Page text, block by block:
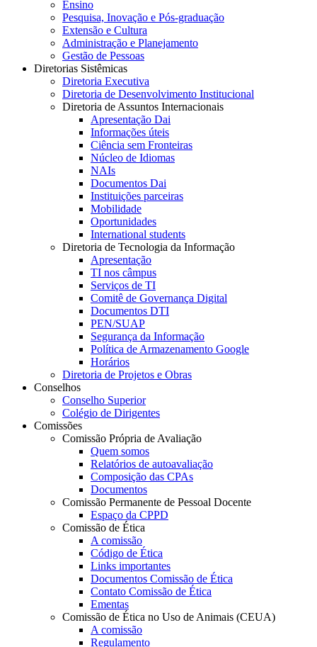
Ensino
Pesquisa, Inovação e Pós-graduação
Extensão e Cultura
Administração e Planejamento
Gestão de Pessoas
Diretorias Sistêmicas
Diretoria Executiva
Diretoria de Desenvolvimento Institucional
Diretoria de Assuntos Internacionais
Apresentação Dai
Informações úteis
Ciência sem Fronteiras
Núcleo de Idiomas
NAIs
Documentos Dai
Instituições parceiras
Mobilidade
Oportunidades
International students
Diretoria de Tecnologia da Informação
Apresentação
TI nos câmpus
Serviços de TI
Comitê de Governança Digital
Documentos DTI
PEN/SUAP
Segurança da Informação
Política de Armazenamento Google
Horários
Diretoria de Projetos e Obras
Conselhos
Conselho Superior
Colégio de Dirigentes
Comissões
Comissão Própria de Avaliação
Quem somos
Relatórios de autoavaliação
Composição das CPAs
Documentos
Comissão Permanente de Pessoal Docente
Espaço da CPPD
Comissão de Ética
A comissão
Código de Ética
Links importantes
Documentos Comissão de Ética
Contato Comissão de Ética
Ementas
Comissão de Ética no Uso de Animais (CEUA)
A comissão
Regulamento